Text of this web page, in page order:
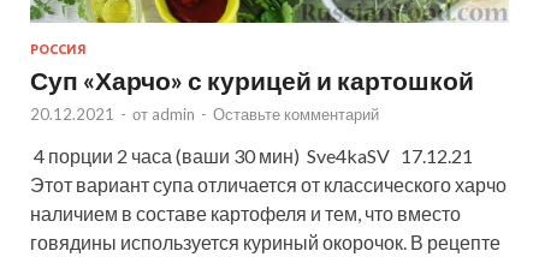
РОССИЯ
Суп «Харчо» с курицей и картошкой
20.12.2021 - от admin - Оставьте комментарий
4 порции 2 часа (ваши 30 мин) Sve4kaSV 17.12.21
Этот вариант супа отличается от классического харчо
наличием в составе картофеля и тем, что вместо
говядины используется куриный окорочок. В рецепте